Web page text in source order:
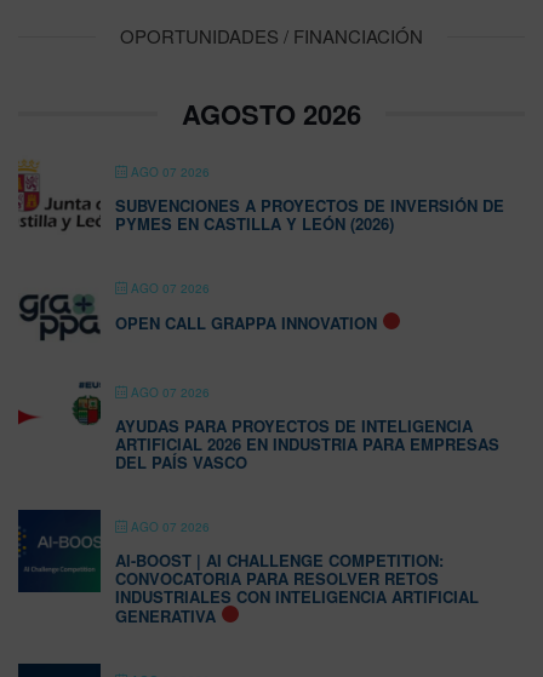
OPORTUNIDADES / FINANCIACIÓN
AGOSTO 2026
AGO 07 2026
SUBVENCIONES A PROYECTOS DE INVERSIÓN DE
PYMES EN CASTILLA Y LEÓN (2026)
AGO 07 2026
OPEN CALL GRAPPA INNOVATION
AGO 07 2026
AYUDAS PARA PROYECTOS DE INTELIGENCIA
ARTIFICIAL 2026 EN INDUSTRIA PARA EMPRESAS
DEL PAÍS VASCO
AGO 07 2026
AI-BOOST | AI CHALLENGE COMPETITION:
CONVOCATORIA PARA RESOLVER RETOS
INDUSTRIALES CON INTELIGENCIA ARTIFICIAL
GENERATIVA